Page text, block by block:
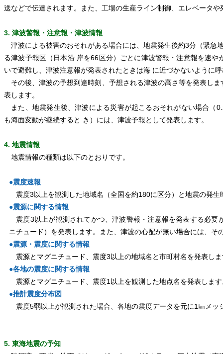
送などで伝達されます。また、工場の生産ライン制御、エレベータ
3. 津波警報・注意報・津波情報
津波による被害のおそれがある場合には、地震発生後約3分（緊急
る津波予報区（日本沿 岸を66区分）ごとに津波警報・注意報を速
いで避難し、津波注意報が発表されたときは海 に近づかないように
その後、津波の予想到達時刻、予想される津波の高さ等を発表し
表します。
また、地震発生後、津波による災害が起こるおそれがない場合（
も海面変動が継続すると き）には、津波予報として発表します。
4. 地震情報
地震情報の種類は以下のとおりです。
●震度速報
震度3以上を観測した地域名（全国を約180に区分）と地震の発生
●震源に関する情報
震度3以上が観測されてかつ、津波警報・注意報を発表する必要
ニチュード）を発表します。また、津波の心配が無い場合には、そ
●震源・震度に関する情報
震源とマグニチュード、震度3以上の地域名と市町村名を発表し
●各地の震度に関する情報
震源とマグニチュード、震度1以上を観測した地点名を発表しま
●推計震度分布図
震度5弱以上が観測された場合、各地の震度データを元に1㎞メ
5. 東海地震の予知